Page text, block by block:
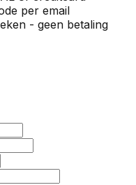
per email
- geen betaling